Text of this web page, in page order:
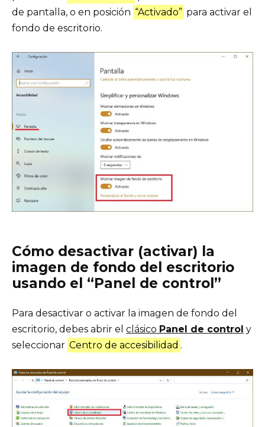
de pantalla, o en posición “Activado” para activar el
fondo de escritorio.
Cómo desactivar (activar) la
imagen de fondo del escritorio
usando el “Panel de control”
Para desactivar o activar la imagen de fondo del
escritorio, debes abrir el clásico Panel de control y
seleccionar Centro de accesibilidad .